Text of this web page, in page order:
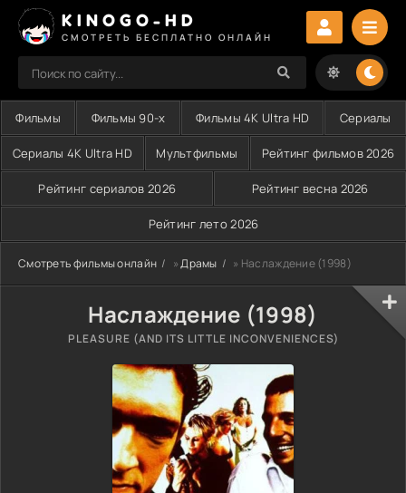
KINOGO-HD
СМОТРЕТЬ БЕСПЛАТНО ОНЛАЙН
Фильмы Фильмы 90-х Фильмы 4K Ultra HD Сериалы
Сериалы 4K Ultra HD Мультфильмы Рейтинг фильмов 2026
Рейтинг сериалов 2026 Рейтинг весна 2026
Рейтинг лето 2026
Смотреть фильмы онлайн »Драмы » Наслаждение (1998)
Наслаждение (1998)
PLEASURE (AND ITS LITTLE INCONVENIENCES)